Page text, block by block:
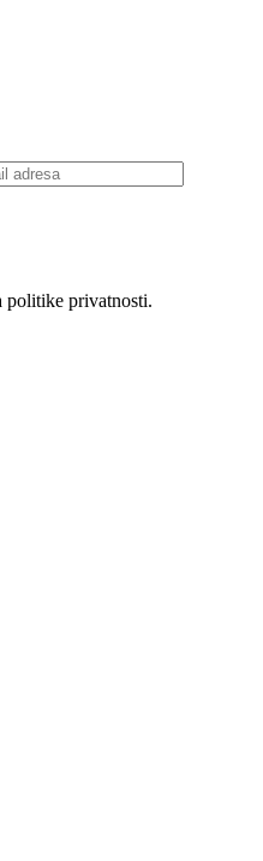
politike privatnosti.